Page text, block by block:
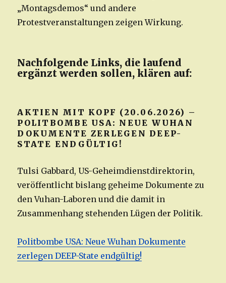
„Montagsdemos“ und andere
Protestveranstaltungen zeigen Wirkung.
Nachfolgende Links, die laufend
ergänzt werden sollen, klären auf:
AKTIEN MIT KOPF (20.06.2026) –
POLITBOMBE USA: NEUE WUHAN
DOKUMENTE ZERLEGEN DEEP-
STATE ENDGÜLTIG!
Tulsi Gabbard, US-Geheimdienstdirektorin,
veröffentlicht bislang geheime Dokumente zu
den Vuhan-Laboren und die damit in
Zusammenhang stehenden Lügen der Politik.
Politbombe USA: Neue Wuhan Dokumente
zerlegen DEEP-State endgültig!